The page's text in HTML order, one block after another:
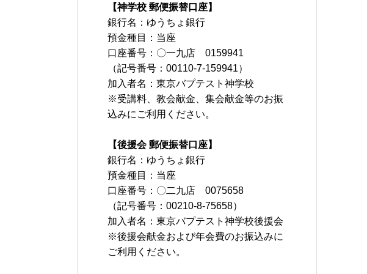
【神学校 郵便振替口座】
銀行名：ゆうちょ銀行
預金種目：当座
口座番号：〇一九店 0159941
（記号番号：00110-7-159941）
加入者名：東京バプテスト神学校
※受講料、教会献金、集会献金等のお振
込みにご利用ください。
【後援会 郵便振替口座】
銀行名：ゆうちょ銀行
預金種目：当座
口座番号：〇二九店 0075658
（記号番号：00210-8-75658）
加入者名：東京バプテスト神学校後援会
※後援会献金および年会費のお振込みに
ご利用ください。